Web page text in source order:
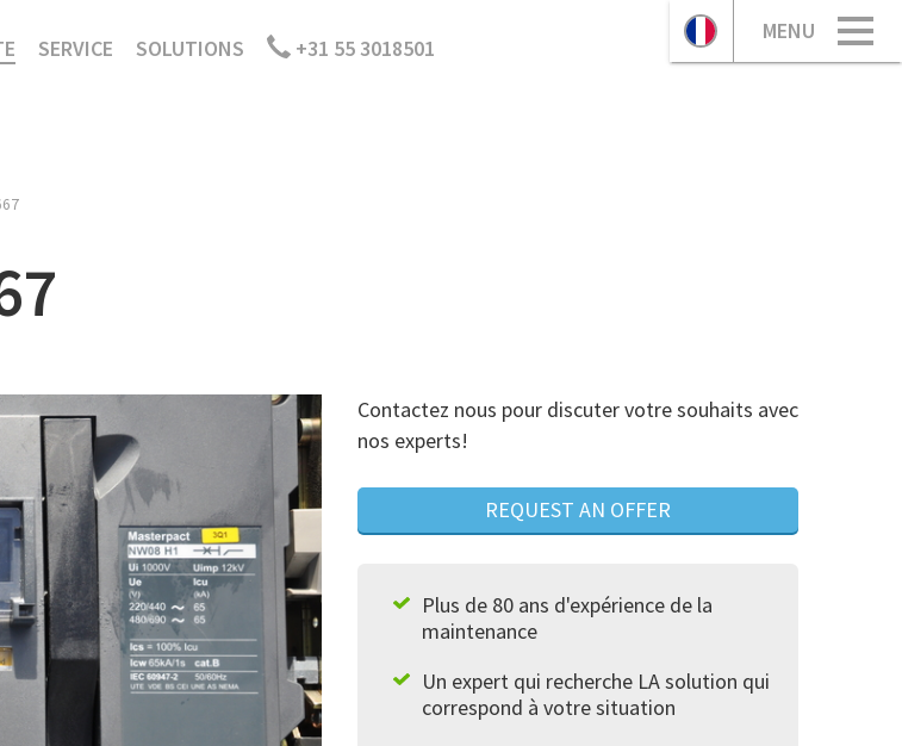
MENU
SERVICE SOLUTIONS +31 55 3018501
Contactez nous pour discuter votre souhaits avec
nos experts!
REQUEST AN OFFER
Plus de 80 ans d'expérience de la
maintenance
Un expert qui recherche LA solution qui
correspond à votre situation